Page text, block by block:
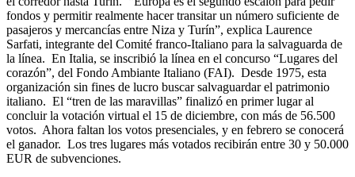
fondos y permitir realmente hacer transitar un número suficiente de
pasajeros y mercancías entre Niza y Turín”, explica Laurence
Sarfati, integrante del Comité franco-Italiano para la salvaguarda de
la línea. En Italia, se inscribió la línea en el concurso “Lugares del
corazón”, del Fondo Ambiante Italiano (FAI). Desde 1975, esta
organización sin fines de lucro buscar salvaguardar el patrimonio
italiano. El “tren de las maravillas” finalizó en primer lugar al
concluir la votación virtual el 15 de diciembre, con más de 56.500
votos. Ahora faltan los votos presenciales, y en febrero se conocerá
el ganador. Los tres lugares más votados recibirán entre 30 y 50.000
EUR de subvenciones.